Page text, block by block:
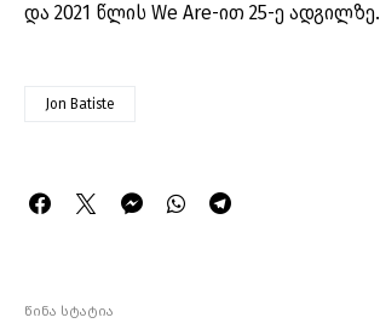
და 2021 წლის We Are-ით 25-ე ადგილზე.
Jon Batiste
წინა სტატია